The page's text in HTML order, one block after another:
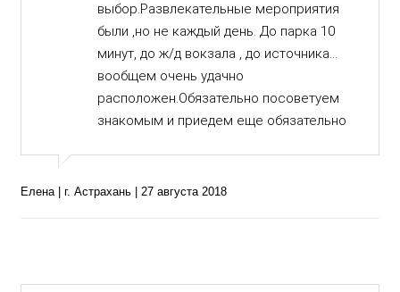
выбор.Развлекательные мероприятия
были ,но не каждый день. До парка 10
минут, до ж/д вокзала , до источника...
вообщем очень удачно
расположен.Обязательно посоветуем
знакомым и приедем еще обязательно
Елена | г. Астрахань | 27 августа 2018